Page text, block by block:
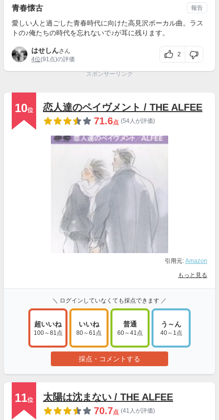
青春懐古
愛しい人と過ごした青春時代に向けた高見沢ボーカル曲。ラス
トの♪俺たちの時代を忘れないで♪が耳に残ります。
はせしんさん
4位(91点)の評価
2
報告
スポンサーリンク
10位
恋人達のペイヴメント / THE ALFEE
71.6点 (54人が評価)
引用元: Amazon
もっと見る
＼ ログインしていなくても採点できます ／
超いいね
100～81点
いいね
80～61点
普通
60～41点
う～ん
40～1点
採点・コメントする
11位
太陽は沈まない / THE ALFEE
70.7点 (41人が評価)